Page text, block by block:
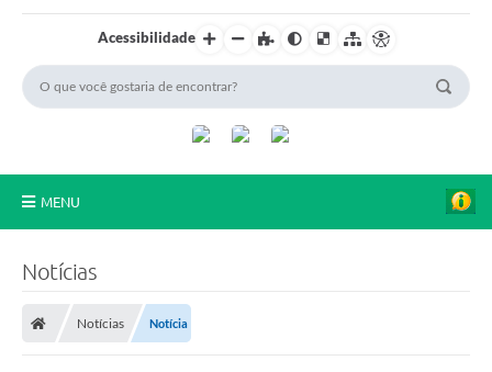
Acessibilidade
MENU
Notícias
Notícias Notícia